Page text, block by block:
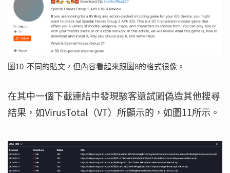
圖10 不同的貼文，但內容看起來跟圖8的格式很像。
在其中一個下載連結中發現駭客還試圖偽造其他搜尋
結果，如VirusTotal（VT）所顯示的，如圖11所示。